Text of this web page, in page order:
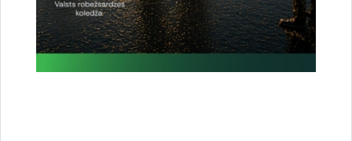
Visi jaunumi